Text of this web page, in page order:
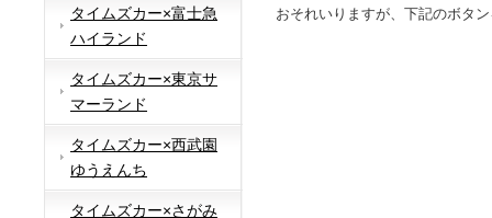
タイムズカー×富士急
ハイランド
タイムズカー×東京サ
マーランド
タイムズカー×西武園
ゆうえんち
タイムズカー×さがみ
おそれいりますが、下記のボタ